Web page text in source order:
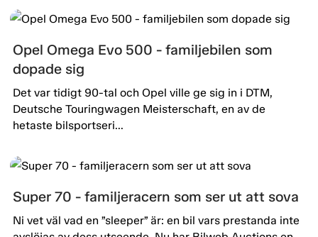
Opel Omega Evo 500 - familjebilen som
dopade sig
Det var tidigt 90-tal och Opel ville ge sig in i DTM,
Deutsche Touringwagen Meisterschaft, en av de
hetaste bilsportseri...
Super 70 - familjeracern som ser ut att sova
Ni vet väl vad en ”sleeper” är: en bil vars prestanda inte